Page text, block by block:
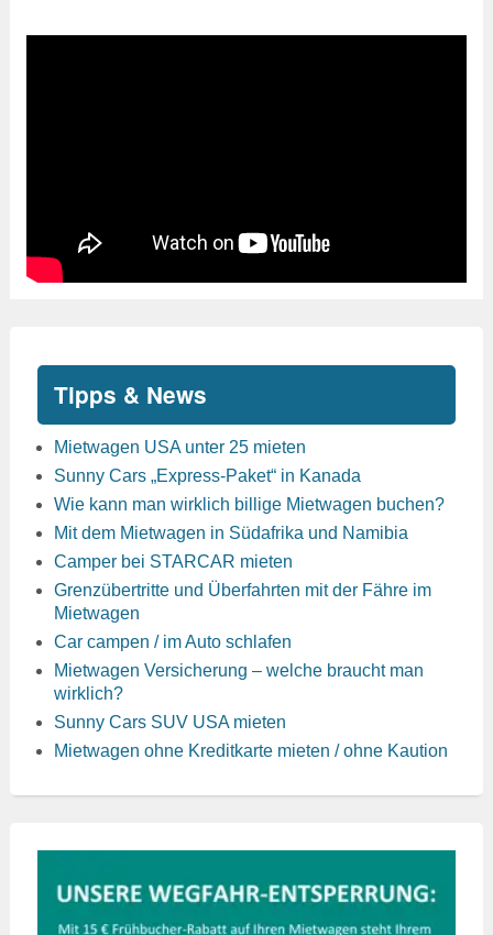
Tipps & News
Mietwagen USA unter 25 mieten
Sunny Cars „Express-Paket“ in Kanada
Wie kann man wirklich billige Mietwagen buchen?
Mit dem Mietwagen in Südafrika und Namibia
Camper bei STARCAR mieten
Grenzübertritte und Überfahrten mit der Fähre im
Mietwagen
Car campen / im Auto schlafen
Mietwagen Versicherung – welche braucht man
wirklich?
Sunny Cars SUV USA mieten
Mietwagen ohne Kreditkarte mieten / ohne Kaution